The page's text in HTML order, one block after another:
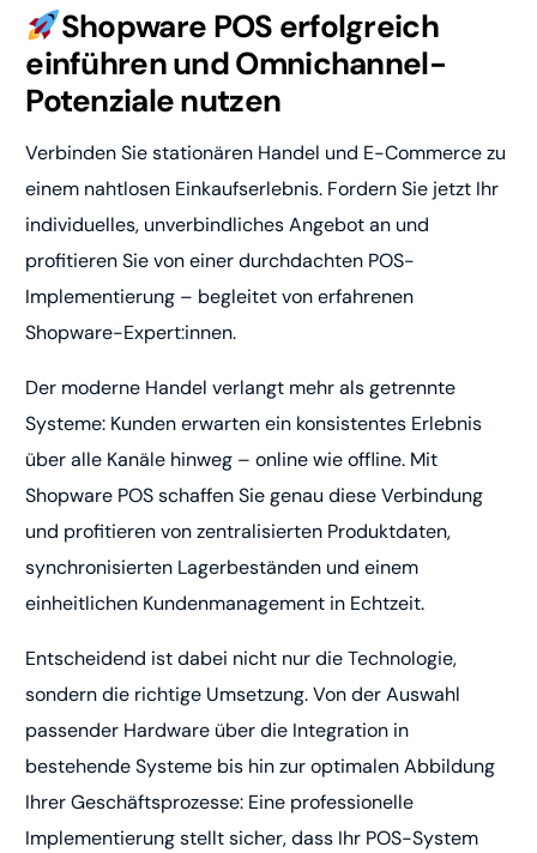
Shopware POS erfolgreich
einführen und Omnichannel-
Potenziale nutzen
Verbinden Sie stationären Handel und E-Commerce zu
einem nahtlosen Einkaufserlebnis. Fordern Sie jetzt Ihr
individuelles, unverbindliches Angebot an und
profitieren Sie von einer durchdachten POS-
Implementierung – begleitet von erfahrenen
Shopware-Expert:innen.
Der moderne Handel verlangt mehr als getrennte
Systeme: Kunden erwarten ein konsistentes Erlebnis
über alle Kanäle hinweg – online wie offline. Mit
Shopware POS schaffen Sie genau diese Verbindung
und profitieren von zentralisierten Produktdaten,
synchronisierten Lagerbeständen und einem
einheitlichen Kundenmanagement in Echtzeit.
Entscheidend ist dabei nicht nur die Technologie,
sondern die richtige Umsetzung. Von der Auswahl
passender Hardware über die Integration in
bestehende Systeme bis hin zur optimalen Abbildung
Ihrer Geschäftsprozesse: Eine professionelle
Implementierung stellt sicher, dass Ihr POS-System